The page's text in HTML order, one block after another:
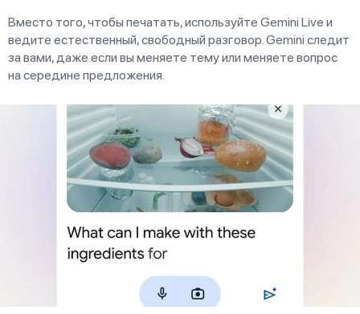
Вместо того, чтобы печатать, используйте Gemini Live и
ведите естественный, свободный разговор. Gemini следит
за вами, даже если вы меняете тему или меняете вопрос
на середине предложения.